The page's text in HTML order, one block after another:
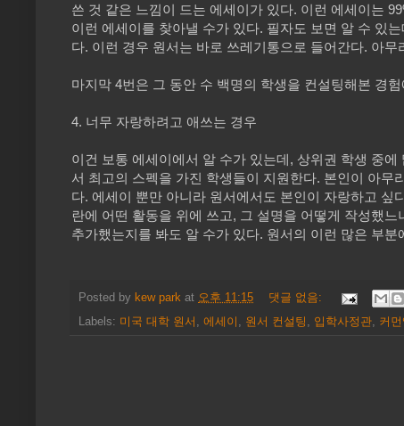
쓴 것 같은 느낌이 드는 에세이가 있다. 이런 에세이는
이런 에세이를 찾아낼 수가 있다. 필자도 보면 알 수 있
다. 이런 경우 원서는 바로 쓰레기통으로 들어간다. 아
마지막 4번은 그 동안 수 백명의 학생을 컨설팅해본 경
4. 너무 자랑하려고 애쓰는 경우
이건 보통 에세이에서 알 수가 있는데, 상위권 학생 중
서 최고의 스펙을 가진 학생들이 지원한다. 본인이 아
다. 에세이 뿐만 아니라 원서에서도 본인이 자랑하고
란에 어떤 활동을 위에 쓰고, 그 설명을 어떻게 작성했
추가했는지를 봐도 알 수가 있다. 원서의 이런 많은 부
Posted by kew park at 오후 11:15
댓글 없음:
Labels: 미국 대학 원서 , 에세이 , 원서 컨설팅 , 입학사정관, 커먼